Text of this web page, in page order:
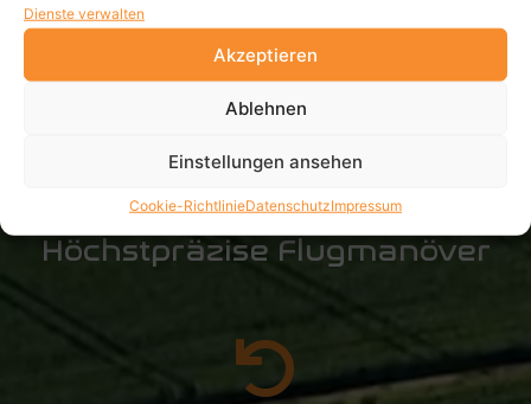
Dienste verwalten
Akzeptieren
Ablehnen
Einstellungen ansehen
Cookie-RichtlinieDatenschutzImpressum
Immersive Perspektiven
Höchstpräzise Flugmanöver